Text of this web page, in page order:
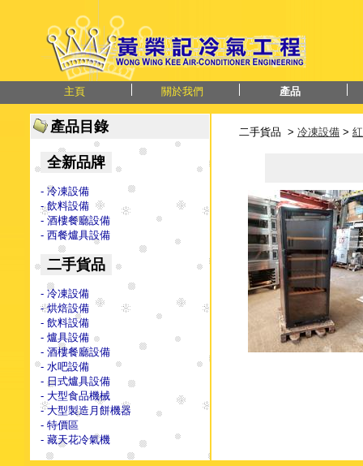
主頁 關於我們 產品
產品目錄
全新品牌
- 冷凍設備
- 飲料設備
- 酒樓餐廳設備
- 西餐爐具設備
二手貨品
- 冷凍設備
- 烘焙設備
- 飲料設備
- 爐具設備
- 酒樓餐廳設備
- 水吧設備
- 日式爐具設備
- 大型食品機械
- 大型製造月餅機器
- 特價區
- 藏天花冷氣機
二手貨品 > 冷凍設備 >